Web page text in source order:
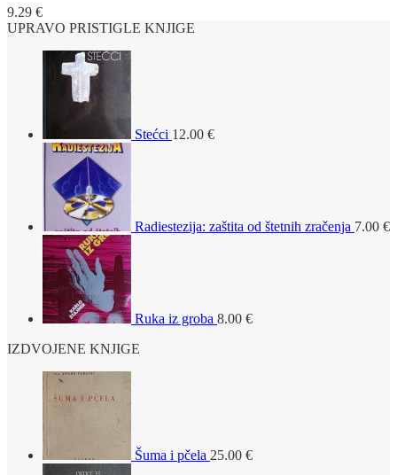
9.29 €
UPRAVO PRISTIGLE KNJIGE
Stećci 12.00 €
Radiestezija: zaštita od štetnih zračenja 7.00 €
Ruka iz groba 8.00 €
IZDVOJENE KNJIGE
Šuma i pčela 25.00 €